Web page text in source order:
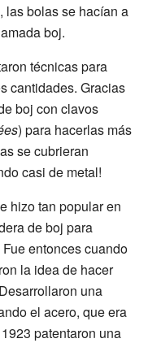
las bolas se hacían a
boj.
técnicas para
cantidades. Gracias
boj con clavos
) para hacerlas más
se cubrieran
casi de metal!
hizo tan popular en
de boj para
entonces cuando
la idea de hacer
una
el acero, que era
patentaron una